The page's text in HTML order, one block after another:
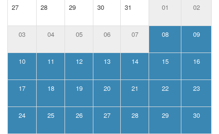
27
28 29 30 31 01 02
03 04 05 06 07 08 09
10 11 12 13 14 15 16
17 18 19 20 21 22 23
24 25 26 27 28 29 30